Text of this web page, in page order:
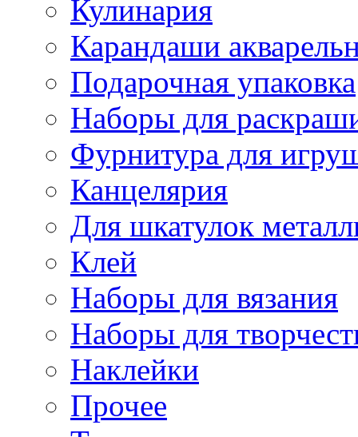
Кулинария
Карандаши
Подарочная упаковка
Наборы для
Фурнитура для
Канцелярия
Для шкатулок
Клей
Наборы для вязания
Наборы для
Наклейки
Прочее